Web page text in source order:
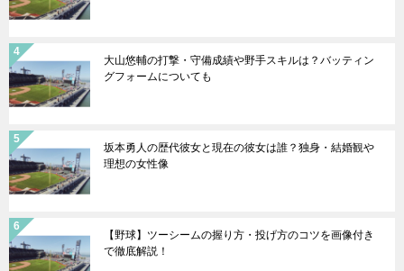
大山悠輔の打撃・守備成績や野手スキルは？バッティン
グフォームについても
坂本勇人の歴代彼女と現在の彼女は誰？独身・結婚観や
理想の女性像
【野球】ツーシームの握り方・投げ方のコツを画像付き
で徹底解説！